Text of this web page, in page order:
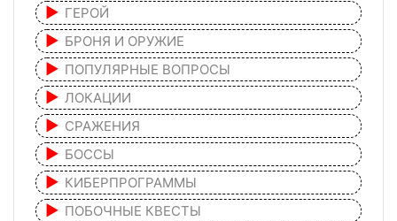
ГЕРОЙ
БРОНЯ И ОРУЖИЕ
ПОПУЛЯРНЫЕ ВОПРОСЫ
ЛОКАЦИИ
СРАЖЕНИЯ
БОССЫ
КИБЕРПРОГРАММЫ
ПОБОЧНЫЕ КВЕСТЫ